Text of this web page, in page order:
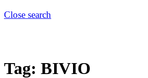
Close search
Tag: BIVIO